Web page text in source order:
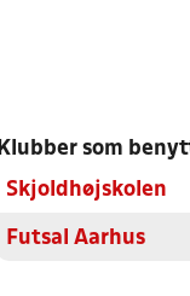
Klubber som
Skjoldhøjskolen
Futsal Aarhus